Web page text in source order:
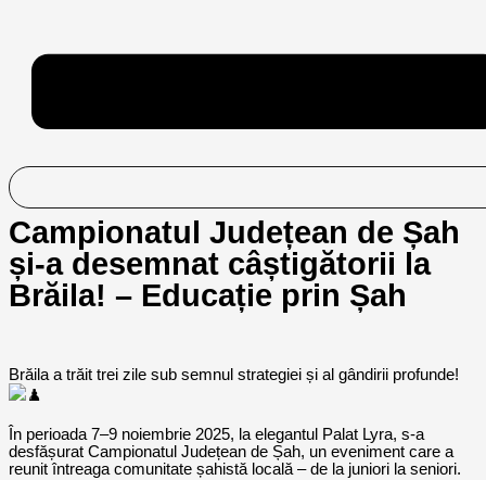
Campionatul Județean de Șah
și-a desemnat câștigătorii la
Brăila! – Educație prin Șah
Brăila a trăit trei zile sub semnul strategiei și al gândirii profunde!
În perioada 7–9 noiembrie 2025, la elegantul Palat Lyra, s-a
desfășurat Campionatul Județean de Șah, un eveniment care a
reunit întreaga comunitate șahistă locală – de la juniori la seniori.